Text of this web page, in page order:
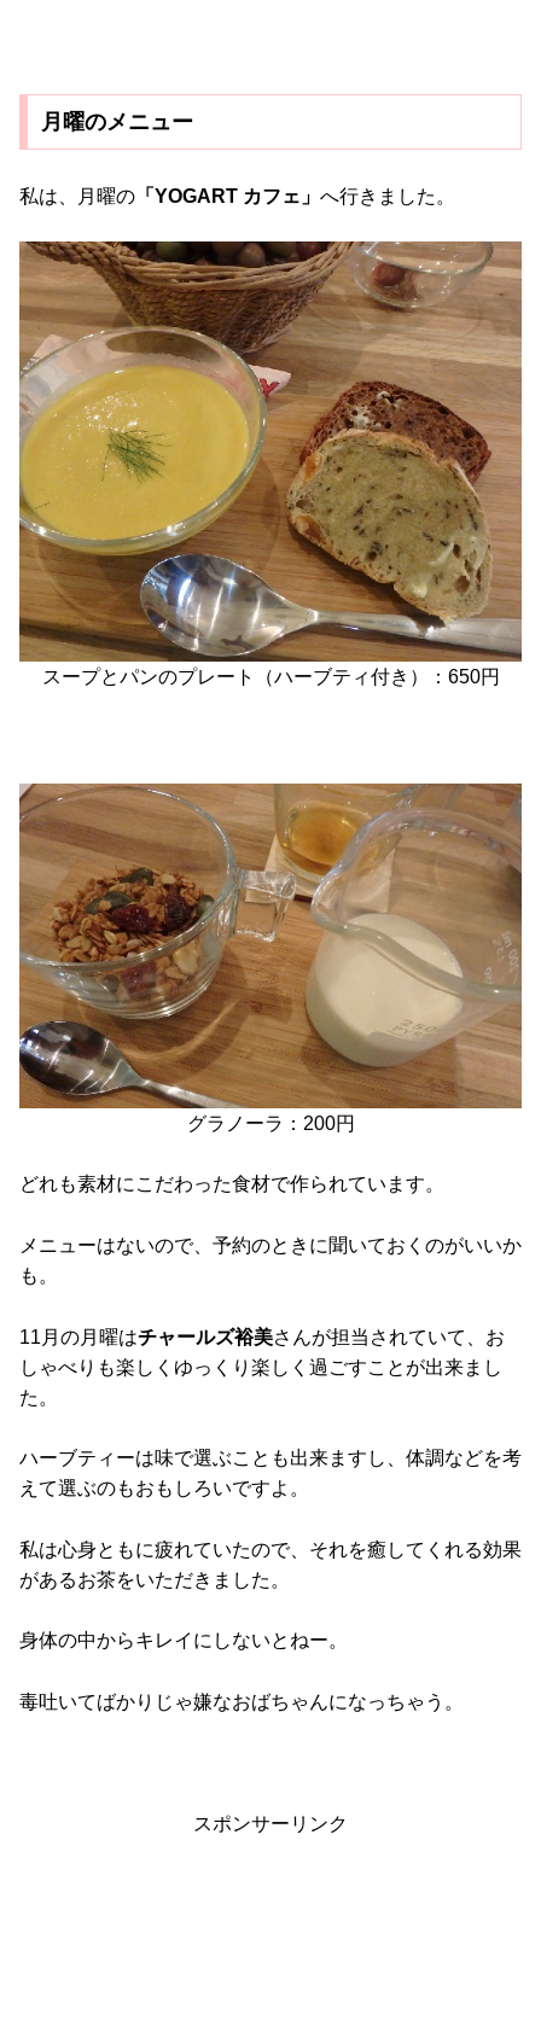
月曜のメニュー
私は、月曜の 「YOGART カフェ」 へ行きました。
スープとパンのプレート（ハーブティ付き）：650円
グラノーラ：200円
どれも素材にこだわった食材で作られています。
メニューはないので、予約のときに聞いておくのがいいか
も。
11月の月曜はチャールズ裕美さんが担当されていて、お
しゃべりも楽しくゆっくり楽しく過ごすことが出来まし
た。
ハーブティーは味で選ぶことも出来ますし、体調などを考
えて選ぶのもおもしろいですよ。
私は心身ともに疲れていたので、それを癒してくれる効果
があるお茶をいただきました。
身体の中からキレイにしないとねー。
毒吐いてばかりじゃ嫌なおばちゃんになっちゃう。
スポンサーリンク